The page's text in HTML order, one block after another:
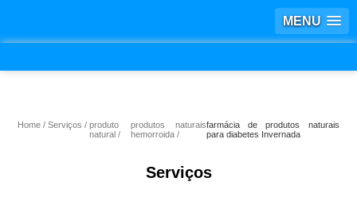
MENU
Home Serviços
produto
natural
produtos naturais
hemorroida
farmácia de produtos naturais
para diabetes Invernada
Serviços